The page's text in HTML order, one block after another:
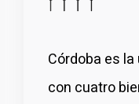
Córdoba es
con cuatro